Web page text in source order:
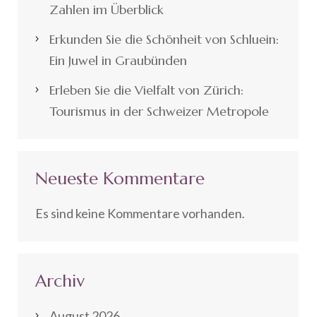
Zahlen im Überblick
Erkunden Sie die Schönheit von Schluein:
Ein Juwel in Graubünden
Erleben Sie die Vielfalt von Zürich:
Tourismus in der Schweizer Metropole
Neueste Kommentare
Es sind keine Kommentare vorhanden.
Archiv